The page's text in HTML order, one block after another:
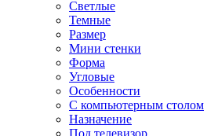
Светлые
Темные
Размер
Мини стенки
Форма
Угловые
Особенности
С компьютерным столом
Назначение
Под телевизор